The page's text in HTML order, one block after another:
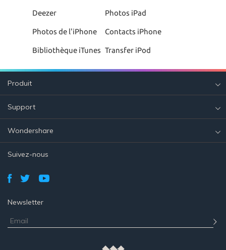
Deezer Photos iPad
Photos de l'iPhone Contacts iPhone
Bibliothèque iTunes Transfer iPod
Produit
Support
Wondershare
Suivez-nous
Newsletter